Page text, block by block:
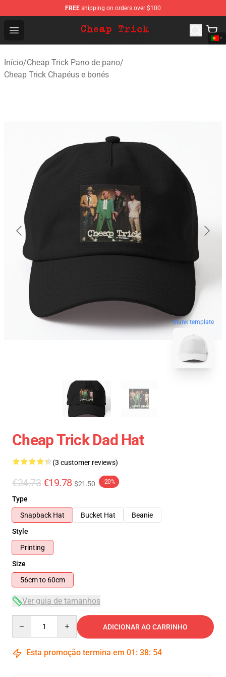
FREE shipping on orders over $100
Open menu
Cheap Trick Store - Official Cheap Trick Merchandise
Início/Cheap Trick Pano de pano/
Cheap Trick Chapéus e bonés
blank template
Cheap Trick Dad Hat
(3 customer reviews)
€24.73 €19.78 $21.50 -20%
Type
Snapback Hat
Bucket Hat
Beanie
Style
Printing
Size
56cm to 60cm
Ver guia de tamanhos
ADICIONAR AO CARRINHO
Esta promoção termina em 01 : 38: 54